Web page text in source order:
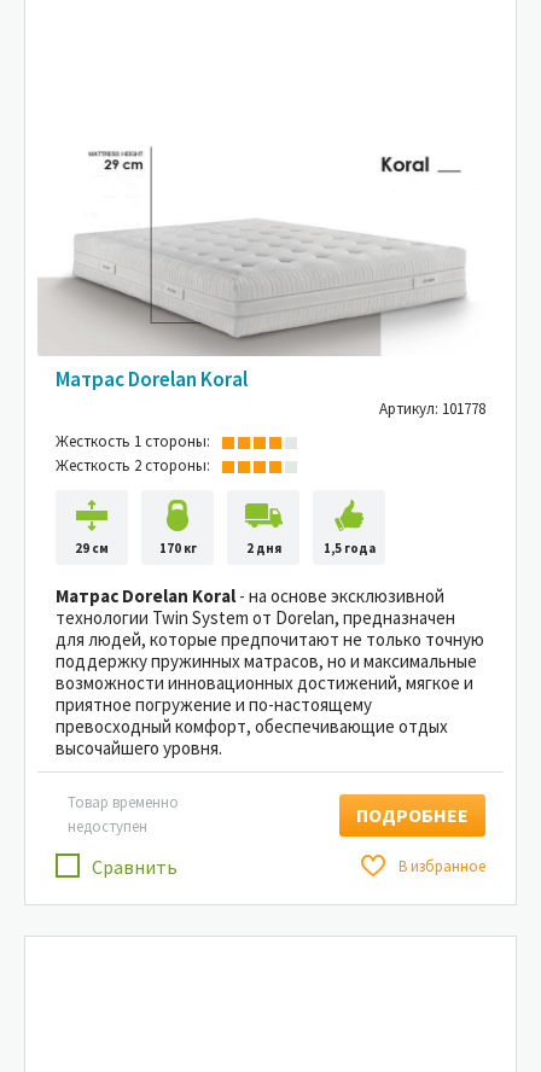
Матрас Dorelan Koral
Артикул: 101778
Жесткость 1 стороны:
Жесткость 2 стороны:
29 см 170 кг 2 дня 1,5 года
Матрас Dorelan Koral - на основе эксклюзивной
технологии Twin System от Dorelan, предназначен
для людей, которые предпочитают не только точную
поддержку пружинных матрасов, но и максимальные
возможности инновационных достижений, мягкое и
приятное погружение и по-настоящему
превосходный комфорт, обеспечивающие отдых
высочайшего уровня.
Сравнить В избранное
Товар временно
недоступен
ПОДРОБНЕЕ